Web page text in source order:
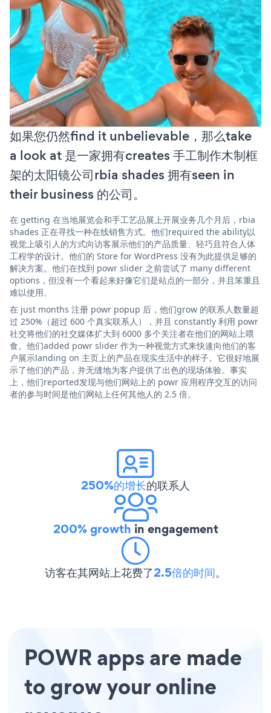
如果您仍然find it unbelievable，那么take
a look at 是一家拥有creates 手工制作木制框
架的太阳镜公司rbia shades 拥有seen in
their business 的公司。
在 getting 在当地展览会和手工艺品展上开展业务几个月后，rbia
shades 正在寻找一种在线销售方式。他们required the ability以
视觉上吸引人的方式向访客展示他们的产品质量、轻巧且符合人体
工程学的设计。他们的 Store for WordPress 没有为此提供足够的
解决方案。他们在找到 powr slider 之前尝试了 many different
options，但没有一个看起来好像它们是站点的一部分，并且笨重且
难以使用。
在 just months 注册 powr popup 后，他们grow 的联系人数量超
过 250%（超过 600 个真实联系人），并且 constantly 利用 powr
社交将他们的社交媒体扩大到 6000 多个关注者在他们的网站上喂
食。他们added powr slider 作为一种视觉方式来快速向他们的客
户展示landing on 主页上的产品在现实生活中的样子。它很好地展
示了他们的产品，并无缝地为客户提供了出色的现场体验。事实
上，他们reported发现与他们网站上的 powr 应用程序交互的访问
者的参与时间是他们网站上任何其他人的 2.5 倍。
250%的增长的联系人
200% growth in engagement
访客在其网站上花费了2.5倍的时间。
POWR apps are made
to grow your online